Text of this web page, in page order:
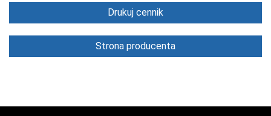
Drukuj cennik
Strona producenta